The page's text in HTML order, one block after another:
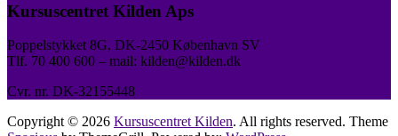
Kursuscentret Kilden Aps
Poppelstykket 8G, DK-2450 København SV
Tlf. 70 400 600 – mail: kilden@kilden.dk
Cvr. nr. DK-32155448
Copyright © 2026 Kursuscentret Kilden. All rights reserved. Theme